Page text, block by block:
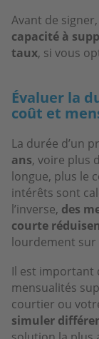
Avant de
capacité à
taux, si vous
Évaluer la
coût et
La durée d’un
ans, voire plus
longue, plus le
intérêts sont
l’inverse, des
courte
lourdement sur
Il est important
mensualités
courtier ou
simuler